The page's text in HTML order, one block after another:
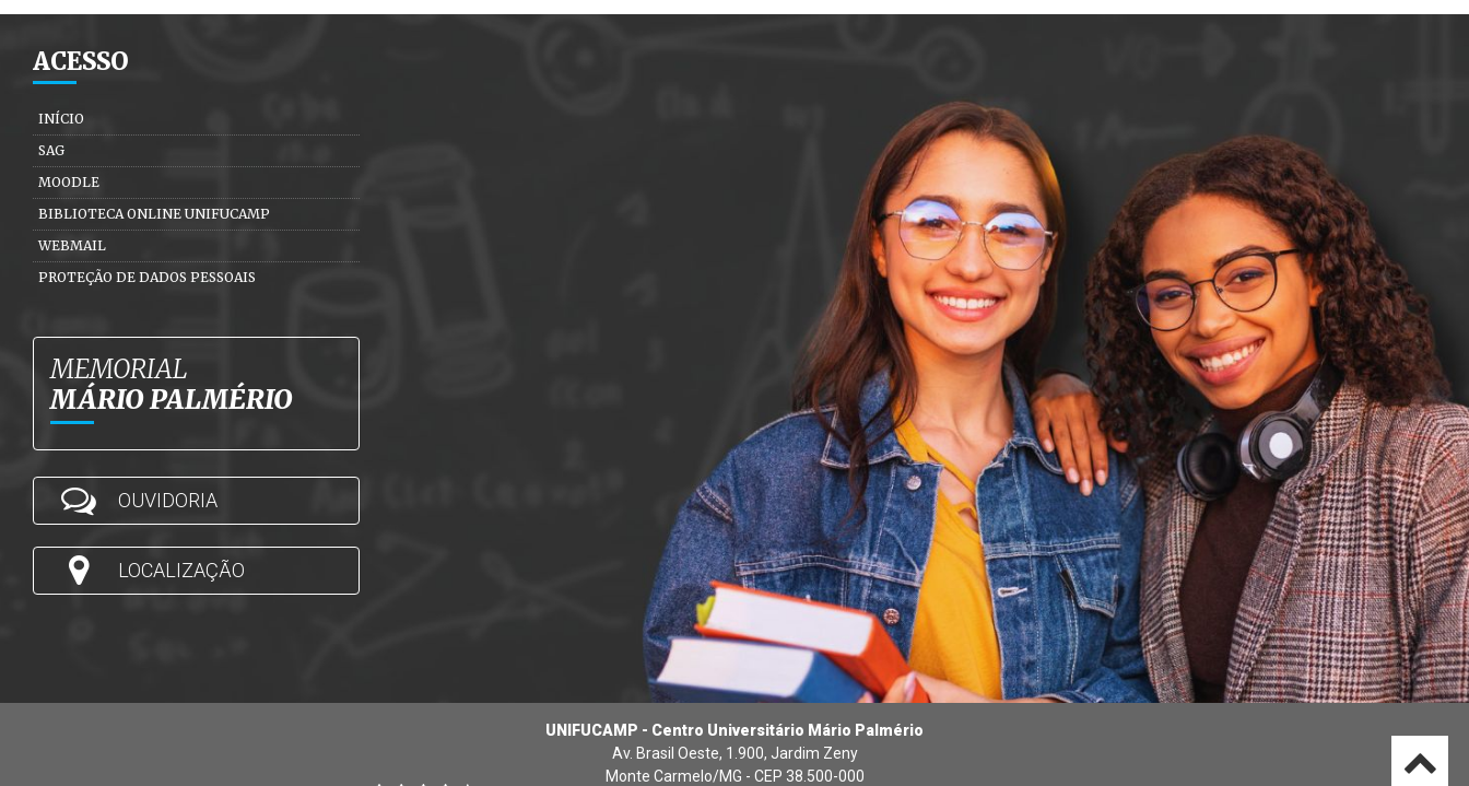
ACESSO
INÍCIO
SAG
MOODLE
BIBLIOTECA ONLINE UNIFUCAMP
WEBMAIL
PROTEÇÃO DE DADOS PESSOAIS
MEMORIAL
MÁRIO PALMÉRIO
OUVIDORIA
LOCALIZAÇÃO
UNIFUCAMP - Centro Universitário Mário Palmério
Av. Brasil Oeste, 1.900, Jardim Zeny
Monte Carmelo/MG - CEP 38.500-000